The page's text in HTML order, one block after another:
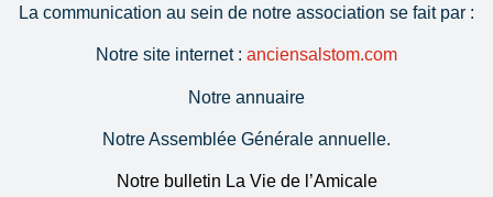
La communication au sein de notre association se fait par :
Notre site internet : anciensalstom.com
Notre annuaire
Notre Assemblée Générale annuelle.
Notre bulletin La Vie de l’Amicale